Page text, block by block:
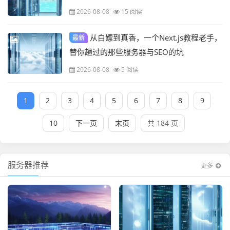
2026-08-08 15 阅读
最新
从白嫖到真香，一个Next.js教程老手，
替你趟过的那些服务器与SEO的坑
2026-08-08 5 阅读
1 2 3 4 5 6 7 8 9
10 下一页 末页 共 184 页
服务器推荐 更多